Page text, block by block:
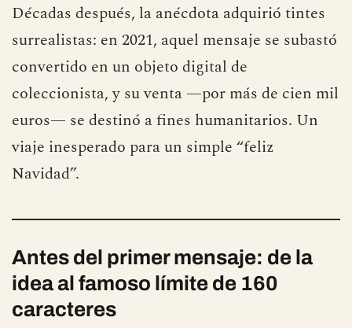
réplica.
Décadas después, la anécdota adquirió tintes
surrealistas: en 2021, aquel mensaje se subastó
convertido en un objeto digital de
coleccionista, y su venta —por más de cien mil
euros— se destinó a fines humanitarios. Un
Navidad”.
Antes del primer mensaje: de la